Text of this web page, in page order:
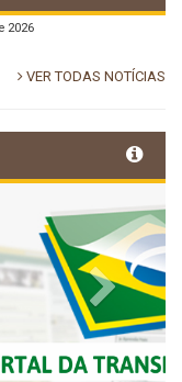
2026
VER TODAS NOTÍCIAS
Next